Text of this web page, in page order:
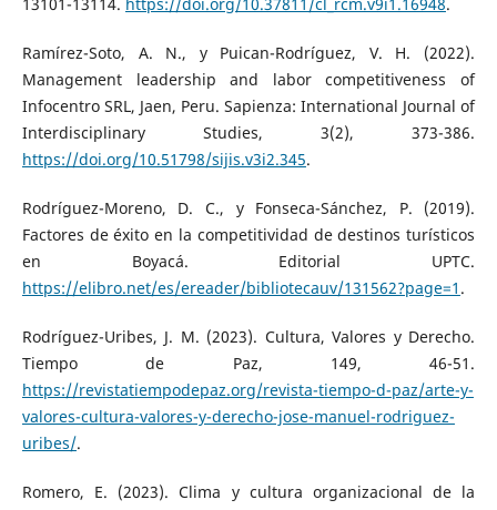
Ramírez-Soto, A. N., y Puican-Rodríguez, V. H. (2022).
Management leadership and labor competitiveness of
Infocentro SRL, Jaen, Peru. Sapienza: International Journal of
Interdisciplinary Studies, 3(2), 373-386.
https://doi.org/10.51798/sijis.v3i2.345.
Rodríguez-Moreno, D. C., y Fonseca-Sánchez, P. (2019).
Factores de éxito en la competitividad de destinos turísticos
en Boyacá. Editorial UPTC.
https://elibro.net/es/ereader/bibliotecauv/131562?page=1 .
Rodríguez-Uribes, J. M. (2023). Cultura, Valores y Derecho.
Tiempo de Paz, 149, 46-51.
https://revistatiempodepaz.org/revista-tiempo-d-paz/arte-y-
valores-cultura-valores-y-derecho-jose-manuel-rodriguez-
uribes/.
Romero, E. (2023). Clima y cultura organizacional de la